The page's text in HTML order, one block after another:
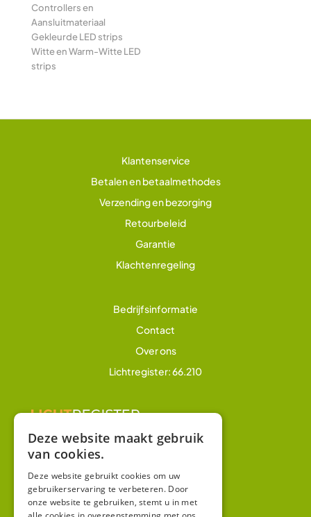
Controllers en
Aansluitmateriaal
Gekleurde LED strips
Witte en Warm-Witte LED
strips
Klantenservice
Betalen en betaalmethodes
Verzending en bezorging
Retourbeleid
Garantie
Klachtenregeling
Bedrijfsinformatie
Contact
Over ons
Lichtregister: 66.210
Winkel
Mijn account
Deze website maakt gebruik
van cookies.
Deze website gebruikt cookies om uw
gebruikerservaring te verbeteren. Door
onze website te gebruiken, stemt u in met